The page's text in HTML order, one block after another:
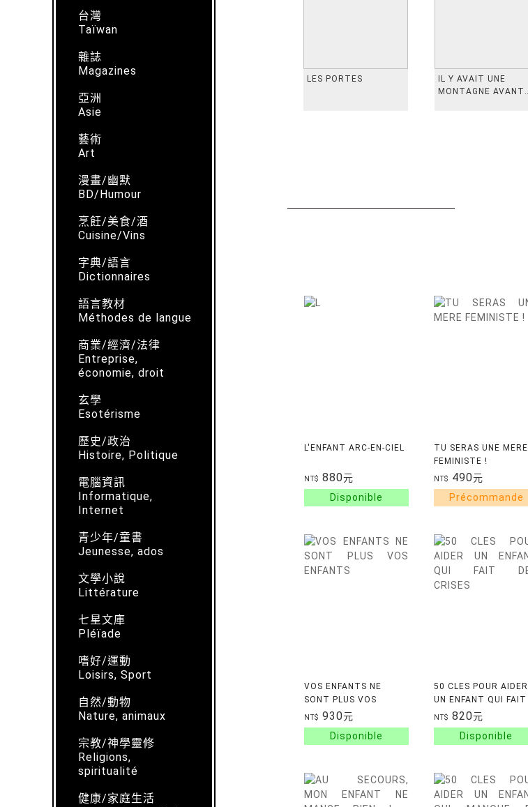
台灣
Taïwan
雜誌
Magazines
亞洲
Asie
藝術
Art
漫畫/幽默
BD/Humour
烹飪/美食/酒
Cuisine/Vins
字典/語言
Dictionnaires
語言教材
Méthodes de langue
商業/經濟/法律
Entreprise,
économie, droit
玄學
Esotérisme
歷史/政治
Histoire, Politique
電腦資訊
Informatique,
Internet
青少年/童書
Jeunesse, ados
文學小說
Littérature
七星文庫
Pléïade
嗜好/運動
Loisirs, Sport
自然/動物
Nature, animaux
宗教/神學靈修
Religions,
spiritualité
健康/家庭生活
LES PORTES
IL Y AVAIT UNE
MONTAGNE AVANT
L'ENFANT ARC-EN-CIEL
NT$ 880元
TU SERAS UNE MERE
FEMINISTE !
NT$ 490元
VOS ENFANTS NE
SONT PLUS VOS
ENFANTS
NT$ 930元
50 CLES POUR AIDER
UN ENFANT QUI FAIT
DES CRISES
NT$ 820元